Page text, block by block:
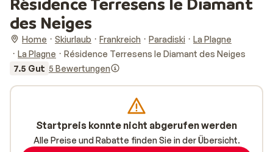
des Neiges
Home Skiurlaub Frankreich Paradiski
La Plagne
La Plagne
Résidence Terresens le Diamant des Neiges
7.5 Gut 5 Bewertungen
Startpreis konnte nicht abgerufen werden
Alle Preise und Rabatte finden Sie in der Übersicht.